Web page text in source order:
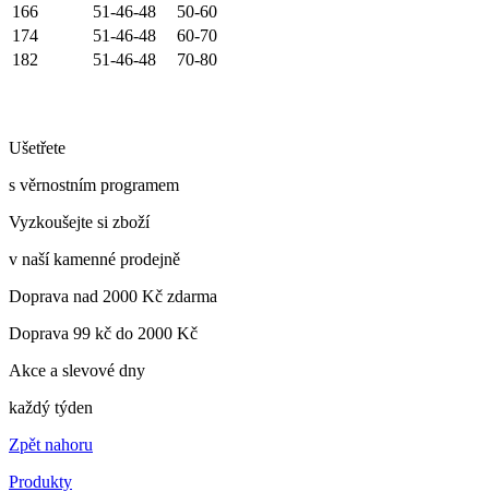
166 51-46-48
50-60
174
51-46-48
60-70
182
51-46-48 70-80
Ušetřete
s věrnostním programem
Vyzkoušejte si zboží
v naší kamenné prodejně
Doprava nad 2000 Kč zdarma
Doprava 99 kč do 2000 Kč
Akce a slevové dny
každý týden
Zpět nahoru
Produkty